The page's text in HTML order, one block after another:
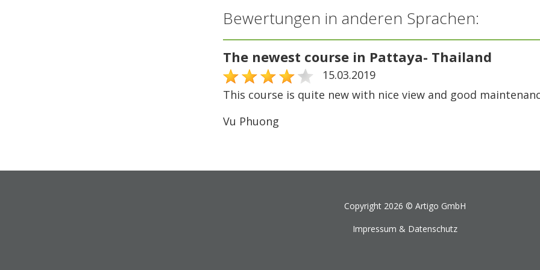
Bewertungen in anderen Sprachen:
The newest course in Pattaya- Thailand
15.03.2019
This course is quite new with nice view and good
Vu Phuong
Copyright 2026 © Artigo GmbH
Impressum & Datenschutz